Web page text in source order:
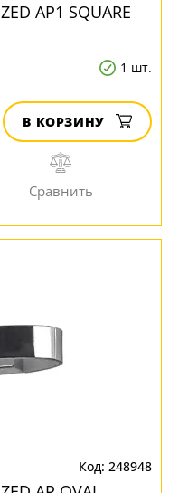
AP1 SQUARE
1 шт.
В КОРЗИНУ
248948